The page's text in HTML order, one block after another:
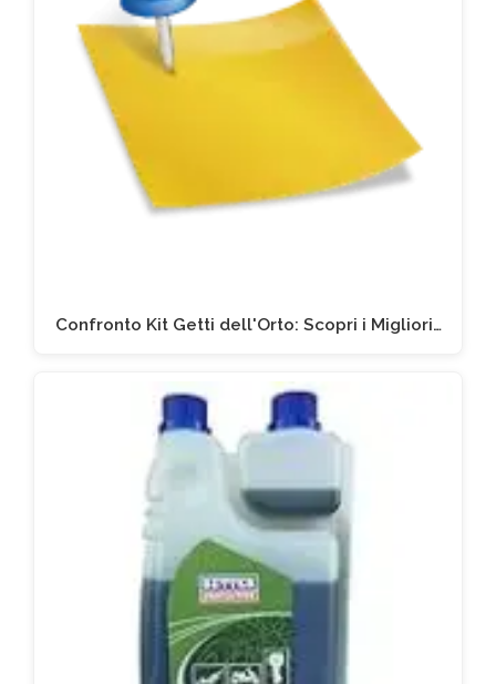
Confronto Kit Getti dell'Orto: Scopri i Migliori…